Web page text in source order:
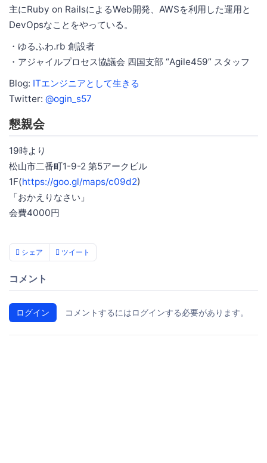
主にRuby on RailsによるWeb開発、AWSを利用した運用と
DevOpsなことをやっている。
・ゆるふわ.rb 創設者
・アジャイルプロセス協議会 四国支部 “Agile459” スタッフ
Blog: ITエンジニアとして生きる
Twitter: @ogin_s57
懇親会
19時より
松山市二番町1-9-2 第5アークビル
1F(https://goo.gl/maps/c09d2)
「おかえりなさい」
会費4000円
シェア ツイート
コメント
ログイン コメントするにはログインする必要があります。